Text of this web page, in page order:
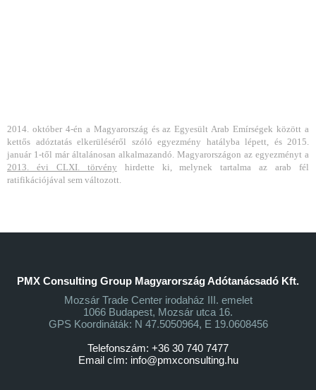
2014. október 4-én a Magyarország és az Egyesült Arab Emírségek között a
kettős adóztatás elkerüléséről szóló egyezmény hatályba lépett, és 2015.
január 1-től már általánosan alkalmazandó. Magyarországon az egyezményt a
2013. évi CLXI. törvény hirdette ki, melynek tartalma az arab fél
ratifikációjával sem változott.
PMX Consulting Group Magyarország Adótanácsadó Kft.
Mozsár Trade Center irodaház III. emelet
1066 Budapest, Mozsár utca 16.
GPS Koordináták: N 47.5050964, E 19.0608456
Telefonszám: +36 30 740 7477
Email cím: info@pmxconsulting.hu